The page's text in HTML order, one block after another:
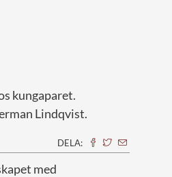
kungaparet.
Lindqvist.
DELA:
med